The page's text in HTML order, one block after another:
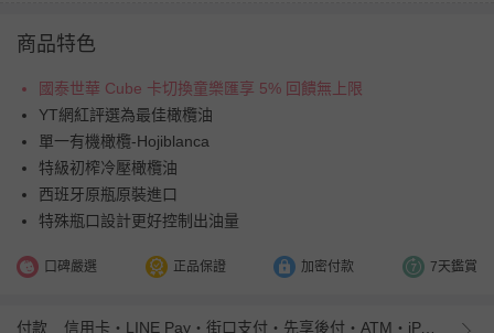
商品特色
國泰世華 Cube 卡切換童樂匯享 5% 回饋無上限
YT網紅評選為最佳橄欖油
單一有機橄欖-Hojiblanca
特級初榨冷壓橄欖油
西班牙原瓶原裝進口
特殊瓶口設計更好控制出油量
口碑嚴選 正品保證 加密付款 7天鑑賞
付款 信用卡・LINE Pay・街口支付・先享後付・ATM・iPASS MONEY